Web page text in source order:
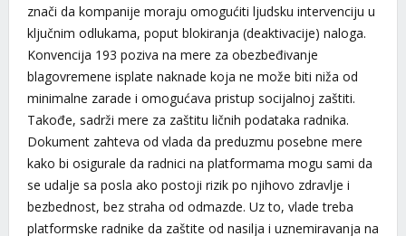
znači da kompanije moraju omogućiti ljudsku intervenciju u
ključnim odlukama, poput blokiranja (deaktivacije) naloga.
Konvencija 193 poziva na mere za obezbeđivanje
blagovremene isplate naknade koja ne može biti niža od
minimalne zarade i omogućava pristup socijalnoj zaštiti.
Takođe, sadrži mere za zaštitu ličnih podataka radnika.
Dokument zahteva od vlada da preduzmu posebne mere
kako bi osigurale da radnici na platformama mogu sami da
se udalje sa posla ako postoji rizik po njihovo zdravlje i
bezbednost, bez straha od odmazde. Uz to, vlade treba
platformske radnike da zaštite od nasilja i uznemiravanja na